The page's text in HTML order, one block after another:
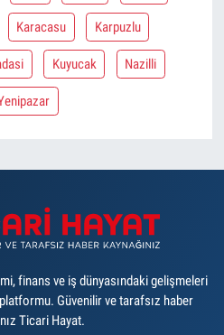
Karacasu Karpuzlu
Kuyucak Nazilli
finans ve iş dünyasındaki gelişmeleri
Güvenilir ve tarafsız haber
Ticari Hayat.